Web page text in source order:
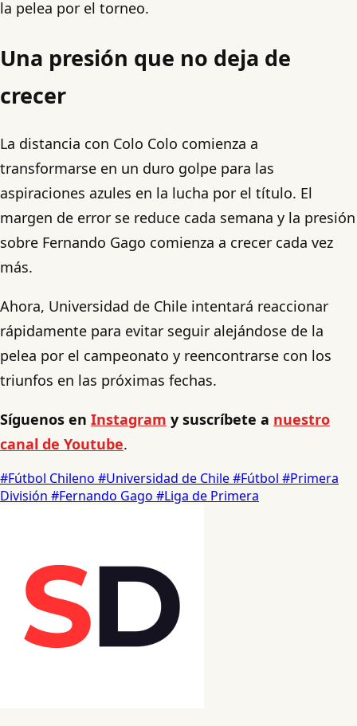
la pelea por el torneo.
Una presión que no deja de
crecer
La distancia con Colo Colo comienza a
transformarse en un duro golpe para las
aspiraciones azules en la lucha por el título. El
margen de error se reduce cada semana y la presión
sobre Fernando Gago comienza a crecer cada vez
más.
Ahora, Universidad de Chile intentará reaccionar
rápidamente para evitar seguir alejándose de la
pelea por el campeonato y reencontrarse con los
triunfos en las próximas fechas.
Síguenos en Instagram y suscríbete a nuestro
canal de Youtube.
#Fútbol Chileno #Universidad de Chile#Fútbol #Primera
División #Fernando Gago #Liga de Primera